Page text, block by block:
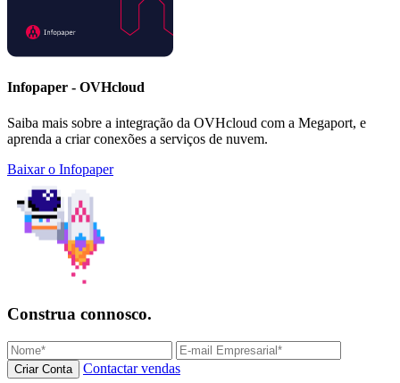
Infopaper - OVHcloud
Saiba mais sobre a integração da OVHcloud com a Megaport, e
aprenda a criar conexões a serviços de nuvem.
Baixar o Infopaper
Construa connosco.
Criar Conta Contactar vendas